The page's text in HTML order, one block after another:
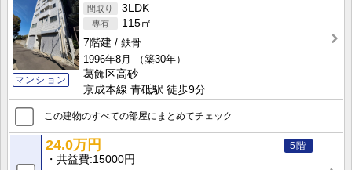
マンション
3LDK
115㎡
7階建
鉄骨
1996年8月
（築30年）
葛飾区高砂
京成本線 青砥駅 徒歩9分
この建物のすべての部屋にまとめてチェック
5階
24.0万円
共益費 15000円